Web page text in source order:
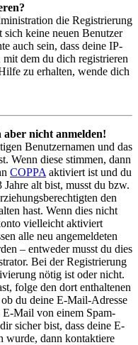
die Registrierung
sich keine neuen Benutzer
auch sein, dass deine IP-
mit dem du dich registrieren
zu erhalten, wende dich
nicht anmelden!
Benutzernamen und das
Wenn diese stimmen, dann
COPPA aktiviert ist und du
Jahre alt bist, musst du bzw.
den
hast. Wenn dies nicht
vielleicht aktiviert
alle neu angemeldeten
– entweder musst du dies
Bei der Registrierung
nötig ist oder nicht.
folge den dort enthaltenen
du deine E-Mail-Adresse
E-Mail von einem Spam-
sicher bist, dass deine E-
wurde, dann kontaktiere